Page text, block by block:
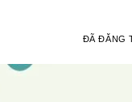
ĐÃ ĐĂNG